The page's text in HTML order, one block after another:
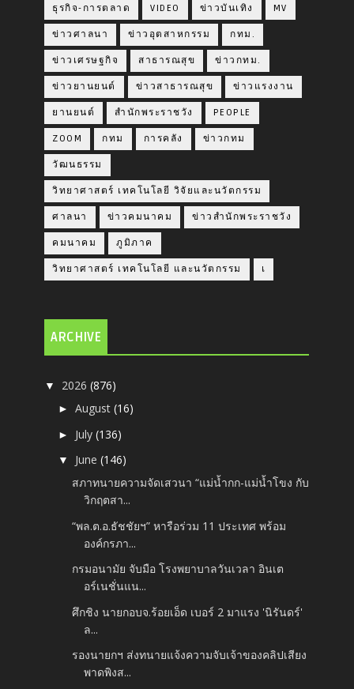
ธุรกิจ-การตลาด VIDEO ข่าวบันเทิง MV
ข่าวศาลนา ข่าวอุตสาหกรรม กทม.
ข่าวเศรษฐกิจ สาธารณสุข ข่าวกทม.
ข่าวยานยนต์ ข่าวสาธารณสุข ข่าวแรงงาน
ยานยนต์ สำนักพระราชวัง PEOPLE
ZOOM กทม การคลัง ข่าวกทม
วัฒนธรรม
วิทยาศาสตร์ เทคโนโลยี วิจัยและนวัตกรรม
ศาลนา ข่าวคมนาคม ข่าวสำนักพระราชวัง
คมนาคม ภูมิภาค
วิทยาศาสตร์ เทคโนโลยี และนวัตกรรม เ
ARCHIVE
▼ 2026(876)
►August(16)
► July(136)
▼ June(146)
สภาทนายความจัดเสวนา “แม่น้ำกก-แม่น้ำโขง กับ
วิกฤตสา...
“พล.ต.อ.ธัชชัยฯ” หารือร่วม 11 ประเทศ พร้อม
องค์กรภา...
กรมอนามัย จับมือ โรงพยาบาลวันเวลา อินเต
อร์เนชั่นแน...
ศึกชิง นายกอบจ.ร้อยเอ็ด เบอร์ 2 มาแรง 'นิรันดร์'
ล...
รองนายกฯ ส่งทนายแจ้งความจับเจ้าของคลิปเสียง
พาดพิงส...